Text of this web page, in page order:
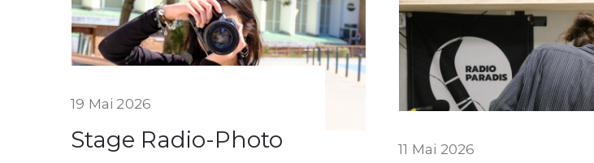
19 Mai 2026
Stage Radio-Photo 11 Mai 2026